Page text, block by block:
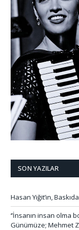
SON YAZILAR
Hasan Yiğit’in,
‘’İnsanın insan olma
Günümüze; Mehmet